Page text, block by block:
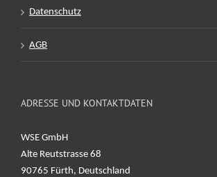
Datenschutz
AGB
ADRESSE UND KONTAKTDATEN
WSE GmbH
Alte Reutstrasse 68
90765 Fürth, Deutschland